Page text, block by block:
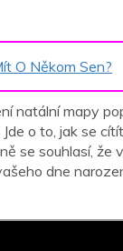
O Někom Sen?
natální mapy
o to, jak se
se souhlasí, že
dne